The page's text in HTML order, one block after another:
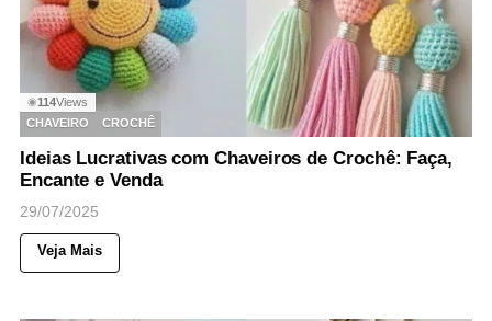
◉114Views
CHAVEIRO
CROCHÊ
Ideias Lucrativas com Chaveiros de Crochê: Faça,
Encante e Venda
29/07/2025
Veja Mais